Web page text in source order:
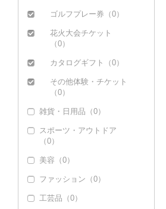
その他加工品（0）
ゴルフプレー券（0）
花火大会チケット
（0）
カタログギフト（0）
その他体験・チケット
（0）
雑貨・日用品（0）
スポーツ・アウトドア
（0）
美容（0）
ファッション（0）
工芸品（0）